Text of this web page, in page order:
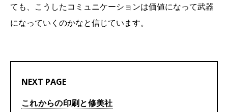
ても、こうしたコミュニケーションは価値になって武器
になっていくのかなと信じています。
NEXT PAGE
これからの印刷と修美社